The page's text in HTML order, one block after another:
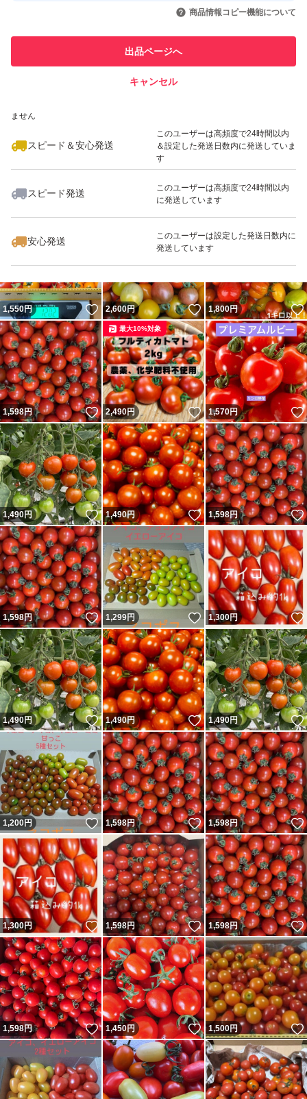
ご理解頂いた上でご購入願いますm(_ _)m
宜しくお願い致します^ ^
引を完了させた実績があります
での取引実績があります
ません
スピード＆安心発送
このユーザーは高頻度で24時間以内
＆設定した発送日数内に発送していま
す
スピード発送
このユーザーは高頻度で24時間以内
に発送しています
安心発送
このユーザーは設定した発送日数内に
発送しています
商品情報コピー機能について
出品ページへ
キャンセル
いいね！
1,490
1,550円 いいね！
2,600円 いいね！
1,800円
1,598円 いいね！
2,490円 いいね！
最大10%対象
1,570円
1,490円 いいね！
1,490円 いいね！
1,598円
1,598円 いいね！
1,299円 いいね！
1,300円
1,490円 いいね！
1,490円 いいね！
1,490円
1,200円 いいね！
1,598円 いいね！
1,598円
1,300円 いいね！
1,598円 いいね！
1,598円
1,598円 いいね！
1,450円 いいね！
1,500円